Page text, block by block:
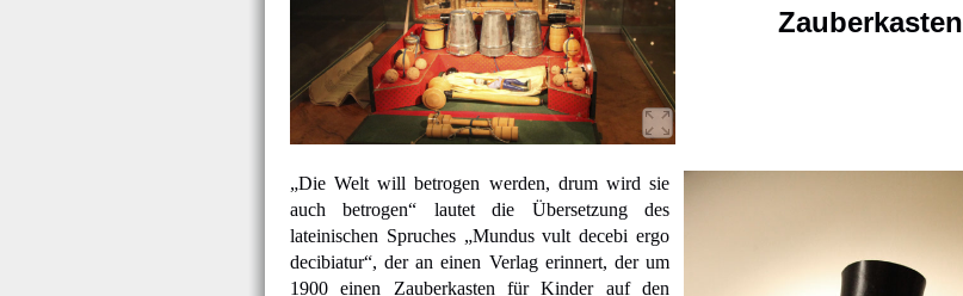
Zauberkasten
„Die Welt will betrogen werden, drum wird sie
auch betrogen“ lautet die Übersetzung des
lateinischen Spruches „Mundus vult decebi ergo
decibiatur“, der an einen Verlag erinnert, der um
1900 einen Zauberkasten für Kinder auf den